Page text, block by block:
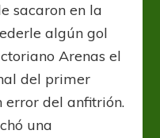
sacaron en la
algún gol
Arenas el
del primer
error del anfitrión.
una